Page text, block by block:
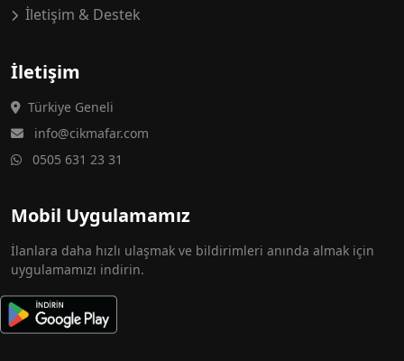
İletişim & Destek
İletişim
Türkiye Geneli
info@cikmafar.com
0505 631 23 31
Mobil Uygulamamız
İlanlara daha hızlı ulaşmak ve bildirimleri anında almak için
uygulamamızı indirin.